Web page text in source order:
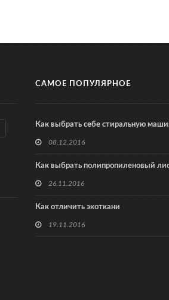
САМОЕ ПОПУЛЯРНОЕ
Как выбрать себе стиральную
08.12.2016
Как выбрать полипропиленовый
26.11.2016
Как отличить экоткани
19.11.2016